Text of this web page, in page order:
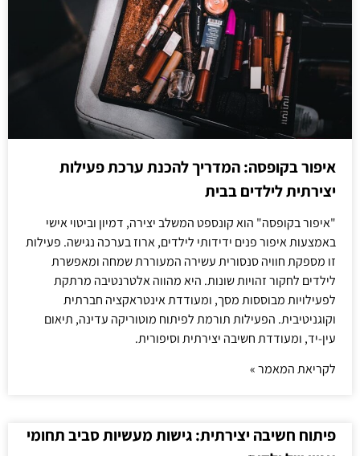
איפור בקופסה: המדריך להכנת ערכת פעילות
יצירתית לילדים בבית
"איפור בקופסה" הוא קונספט המשלב יצירה, דמיון וביטוי אישי
באמצעות איפור פנים ידידותי לילדים, ארוז בערכה נגישה. פעילות
זו מספקת חוויה סנסורית עשירה המעוררת שמחה ומאפשרת
לילדים לחקור זהויות שונות. היא מהווה אלטרנטיבה מרתקת
לפעילויות מבוססות מסך, ומעודדת אינטראקציה חברתית
וקוגניטיבית. הפעילות תורמת לפיתוח מוטוריקה עדינה, תיאום
עין-יד, ומעודדת חשיבה יצירתית וסיפורית.
לקריאת המאמר »
פיתוח חשיבה יצירתית: גישות מעשיות סביב תחומי